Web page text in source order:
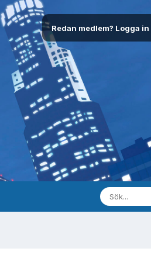
Redan medlem? Logga in